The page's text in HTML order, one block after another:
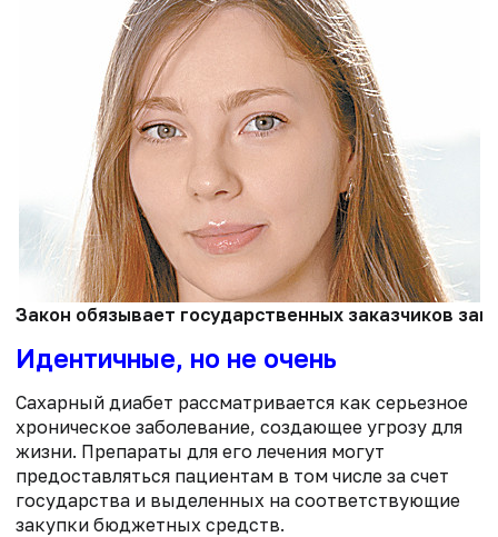
Закон обязывает государственных заказчиков
Идентичные, но не очень
Сахарный диабет рассматривается как серьезное
хроническое заболевание, создающее угрозу для
жизни. Препараты для его лечения могут
предоставляться пациентам в том числе за счет
государства и выделенных на соответствующие
закупки бюджетных средств.